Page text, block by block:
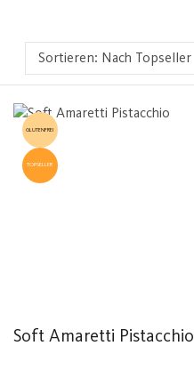
GLUTENFREI
TOPSELLER
Soft Amaretti Pistacchio